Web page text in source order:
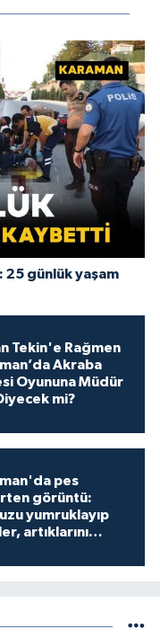
25 günlük yaşam
Tekin'e Rağmen
Akraba
Oyununa Müdür
mi?
pes
görüntü:
yumruklayıp
artıklarını